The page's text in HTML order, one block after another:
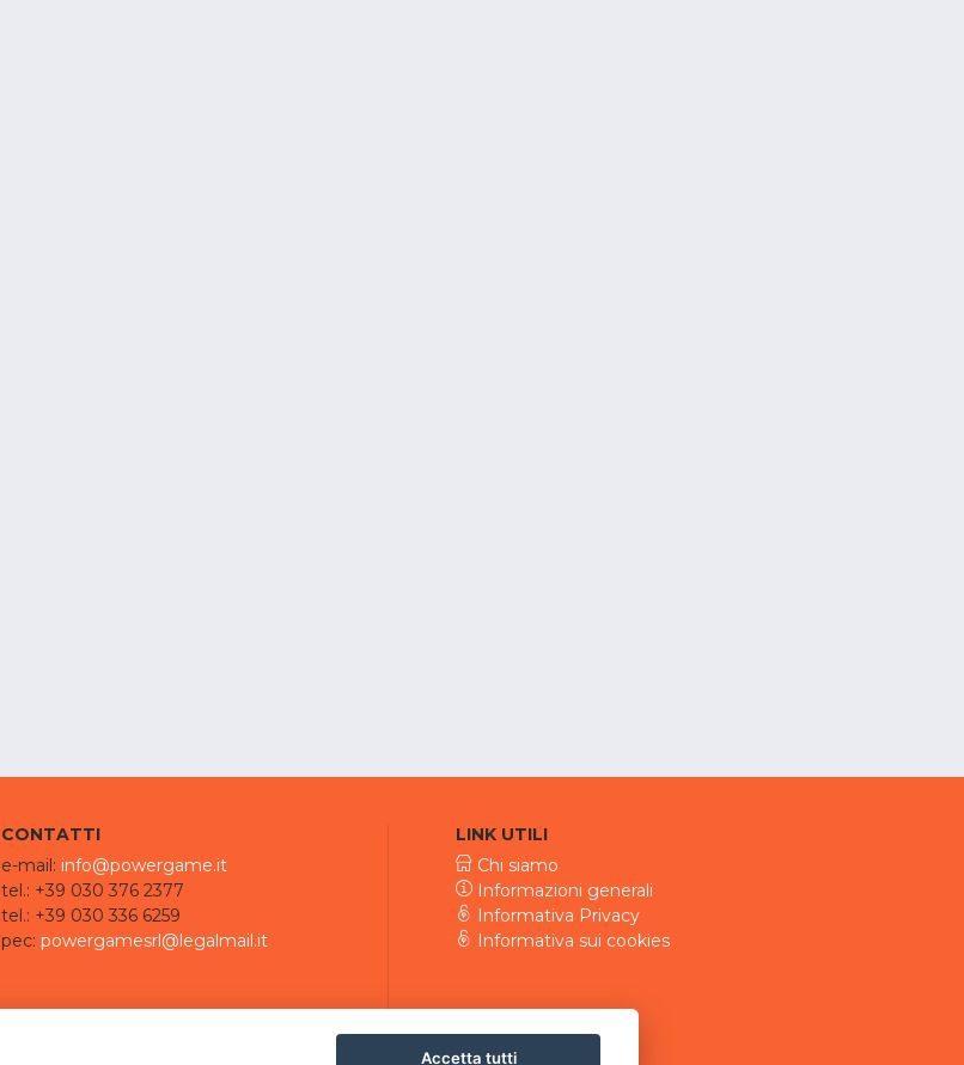
CONTATTI
e-mail: info@powergame.it
tel.: +39 030 376 2377
tel.: +39 030 336 6259
pec: powergamesrl@legalmail.it
LINK UTILI
Chi siamo
Informazioni generali
Informativa Privacy
Informativa sui cookies
Accetta tutti